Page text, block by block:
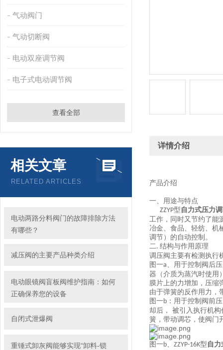
气动阀门
气动切断阀
电动双座调节阀
电子式电动调节阀
查看全部
相关文章
RELATED ARTICLES
电动两路分料阀门的故障排除方法
有哪些？
减压阀的主要产品种类介绍
电动眼镜阀盲板阀维护指南：如何
正确保养您的设备
自闭式泄爆阀
重锤式卸灰阀能够实现“卸料-锁
详情介绍
产品介绍
一、用途与特点
ZZYP型 自力式压力
工作，同时又节约了能
冶金、食品、轻纺、机
调节）的自动控制。
二. 结构与作用原理
调压阀主要有检测执行
图一a、用于控制阀后
器（介质为蒸汽时使用
膜片上的力增加，压缩
由于弹簧的反作用力，
图一b ：用于控制阀前
却后， 被引入执行机
簧，带动调芯，使阀门
图一b、 ZZYP-16K型 自